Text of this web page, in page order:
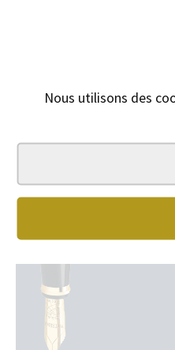
Nous utilisons des